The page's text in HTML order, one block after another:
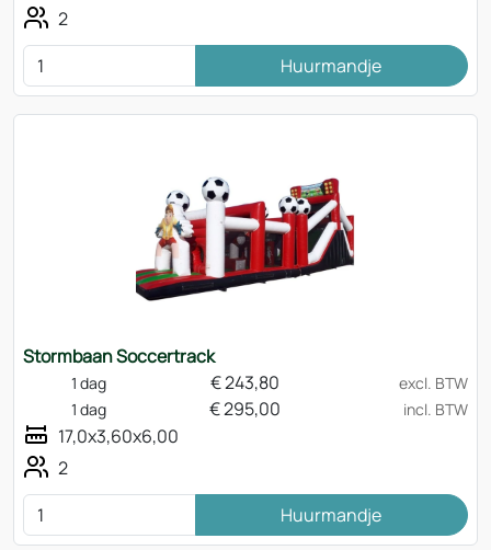
2
Huurmandje
Stormbaan Soccertrack
1 dag €243,80
excl. BTW
1 dag
€295,00 incl. BTW
17,0x3,60x6,00
2
Huurmandje